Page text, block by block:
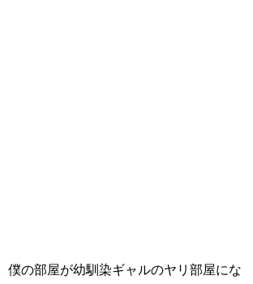
僕の部屋が幼馴染ギャルのヤリ部屋にな